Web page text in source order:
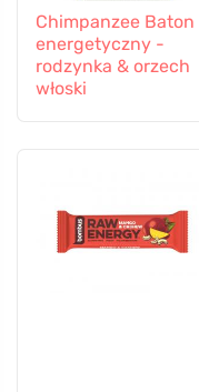
Chimpanzee Baton
energetyczny -
rodzynka & orzech
włoski